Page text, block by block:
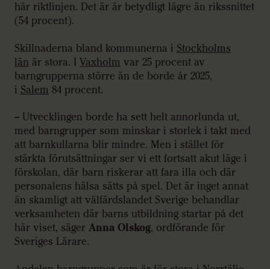
här riktlinjen. Det är är betydligt lägre än rikssnittet
(54 procent).
Skillnaderna bland kommunerna i Stockholms
län är stora. I Vaxholm var 25 procent av
barngrupperna större än de borde år 2025,
i Salem 84 procent.
– Utvecklingen borde ha sett helt annorlunda ut,
med barngrupper som minskar i storlek i takt med
att barnkullarna blir mindre. Men i stället för
stärkta förutsättningar ser vi ett fortsatt akut läge i
förskolan, där barn riskerar att fara illa och där
personalens hälsa sätts på spel. Det är inget annat
än skamligt att välfärdslandet Sverige behandlar
verksamheten där barns utbildning startar på det
här viset, säger Anna Olskog, ordförande för
Sveriges Lärare.